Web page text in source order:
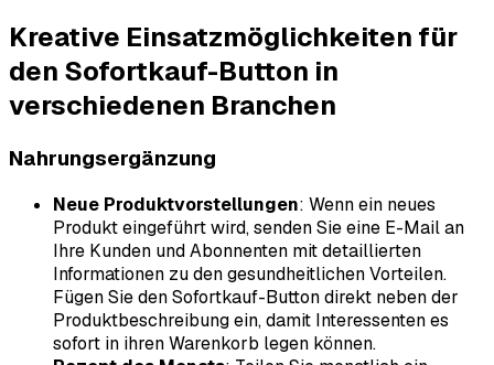
Kreative Einsatzmöglichkeiten für
den Sofortkauf-Button in
verschiedenen Branchen
Nahrungsergänzung
Neue Produktvorstellungen: Wenn ein neues
Produkt eingeführt wird, senden Sie eine E-Mail an
Ihre Kunden und Abonnenten mit detaillierten
Informationen zu den gesundheitlichen Vorteilen.
Fügen Sie den Sofortkauf-Button direkt neben der
Produktbeschreibung ein, damit Interessenten es
sofort in ihren Warenkorb legen können.